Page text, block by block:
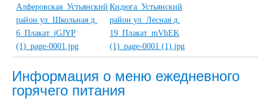
Информация о меню ежедневного
горячего питания